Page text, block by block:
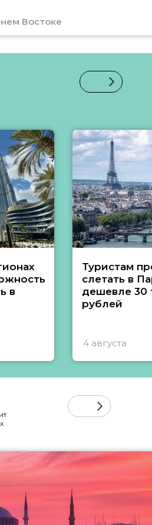
Востоке
в
Туристам
слетать в
дешевле 30
рублей
4 августа